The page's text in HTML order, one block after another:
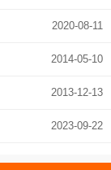
2020-08-11
2014-05-10
2013-12-13
2023-09-22